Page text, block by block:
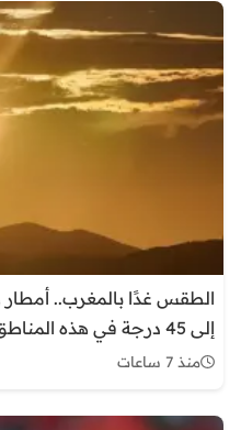
الطقس غدًا بالمغرب..
إلى 45 درجة في هذه المناطق
منذ 7 ساعات